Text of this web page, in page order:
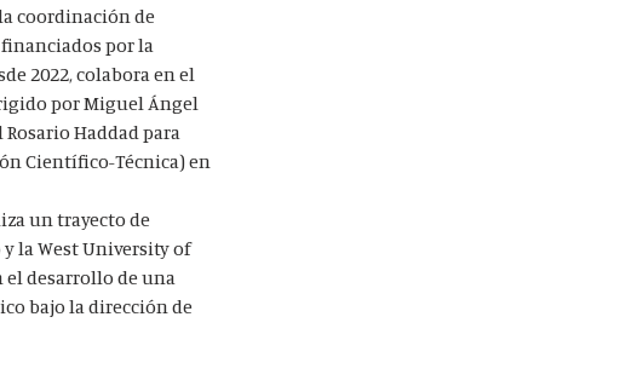
coordinación de
por la
2022, colabora en el
por Miguel Ángel
Haddad para
Científico-Técnica) en
un trayecto de
la West University of
el desarrollo de una
bajo la dirección de